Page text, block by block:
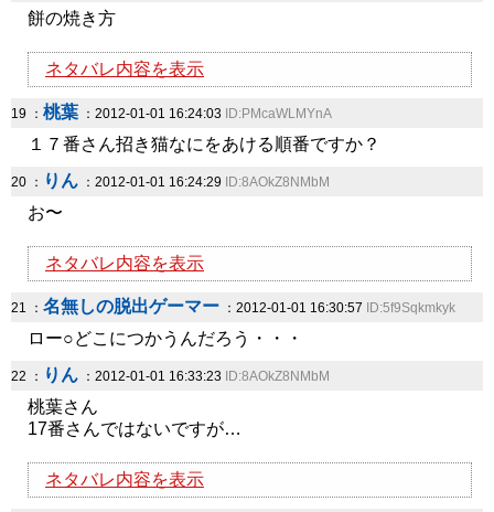
餅の焼き方
ネタバレ内容を表示
19 ： 桃葉 ：2012-01-01 16:24:03 ID:PMcaWLMYnA
１７番さん招き猫なにをあける順番ですか？
20 ： りん ：2012-01-01 16:24:29 ID:8AOkZ8NMbM
お〜
ネタバレ内容を表示
21 ： 名無しの脱出ゲーマー ：2012-01-01 16:30:57 ID:5f9Sqkmkyk
ロー○どこにつかうんだろう・・・
22 ： りん ：2012-01-01 16:33:23 ID:8AOkZ8NMbM
桃葉さん
17番さんではないですが…
ネタバレ内容を表示